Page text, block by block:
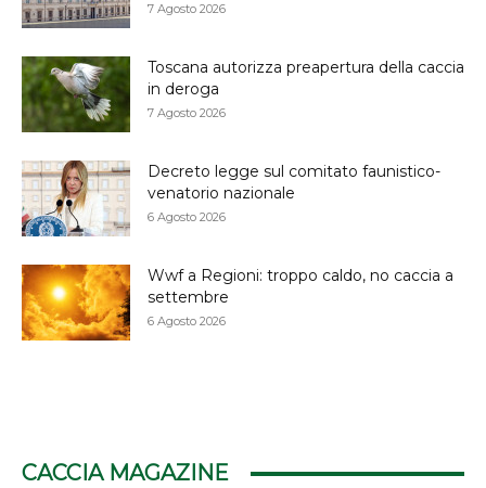
7 Agosto 2026
Toscana autorizza preapertura della caccia
in deroga
7 Agosto 2026
Decreto legge sul comitato faunistico-
venatorio nazionale
6 Agosto 2026
Wwf a Regioni: troppo caldo, no caccia a
settembre
6 Agosto 2026
CACCIA MAGAZINE